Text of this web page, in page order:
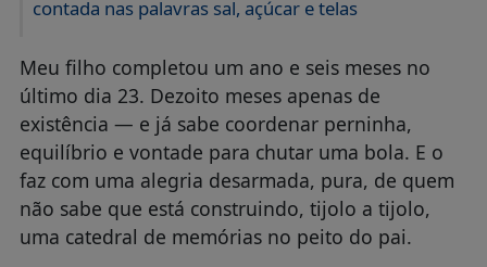
contada nas palavras sal, açúcar e telas
Meu filho completou um ano e seis meses no
último dia 23. Dezoito meses apenas de
existência — e já sabe coordenar perninha,
equilíbrio e vontade para chutar uma bola. E o
faz com uma alegria desarmada, pura, de quem
não sabe que está construindo, tijolo a tijolo,
uma catedral de memórias no peito do pai.